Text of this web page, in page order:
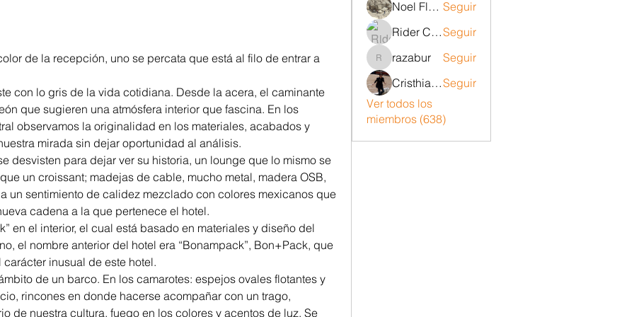
de la recepción, uno se percata que está al filo de entrar a
con lo gris de la vida cotidiana. Desde la acera, el caminante
que sugieren una atmósfera interior que fascina. En los
observamos la originalidad en los materiales, acabados y
mirada sin dejar oportunidad al análisis.
desvisten para dejar ver su historia, un lounge que lo mismo se
un croissant; madejas de cable, mucho metal, madera OSB,
un sentimiento de calidez mezclado con colores mexicanos que
cadena a la que pertenece el hotel.
en el interior, el cual está basado en materiales y diseño del
el nombre anterior del hotel era “Bonampack”, Bon+Pack, que
inusual de este hotel.
de un barco. En los camarotes: espejos ovales flotantes y
rincones en donde hacerse acompañar con un trago,
de nuestra cultura, fuego en los colores y acentos de luz. Se
Noel Flores ruiz Seguir
Rider CarrizoSeguir
razabur
razabur
Seguir
Cristhian Belito MoranSeguir
Ver todos los
miembros (638)